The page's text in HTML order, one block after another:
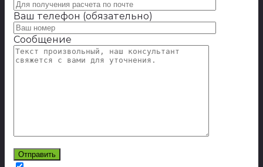
Ваш телефон (обязательно)
Сообщение